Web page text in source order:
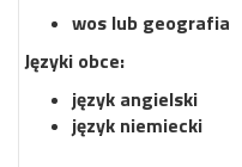
wos lub geografia
Języki obce:
język angielski
język niemiecki